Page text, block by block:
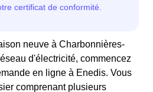
neuve à Charbonnières-
d'électricité, commencez
en ligne à Enedis. Vous
comprenant plusieurs